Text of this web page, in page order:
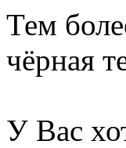
Тем
чёрная
У Вас